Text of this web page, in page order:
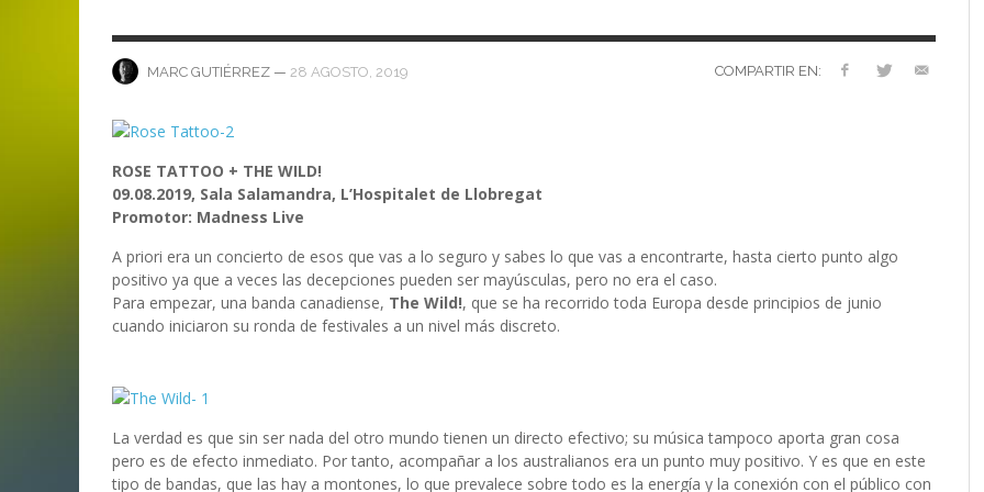
‘DEUS EX MACHINA’ – PRIMERAS
IMPRESIONES
LIV KRISTINE – ‘RIVER OF DIAMONDS’
EN PROFUNDIDAD
MARC GUTIÉRREZ, 11 MAYO, 2023
MUSICALES
ENTREVISTA CON LIV KRISTINE.
NAGOLD 2025
ENTREVISTA CON MICHAEL HANSEN
MARC GUTIÉRREZ, 13 ENERO, 2024
ESPAÑOL)
LIV KRISTINE – ‘RIVER OF DIAMONDS’
EN PROFUNDIDAD
LIV KRISTINE – RIVER OF DIAMONDS,
PRIMERAS IMPRESIONES
SAMSON
MARC GUTIÉRREZ 25 FEBRERO, 2019
CRIMINAL
29 AGOSTO, 2016
EMPIRE RADIO: HELLFEST 2017
JUAN ESPINOZA, 3 JUNIO, 2018
EL OCTAVO DIA: 8
3 DICIEMBRE, 2017
COMPARTIR EN:
MARC GUTIÉRREZ — 28 AGOSTO, 2019
ROSE TATTOO + THE WILD!
09.08.2019, Sala Salamandra, L’Hospitalet de Llobregat
Promotor: Madness Live
A priori era un concierto de esos que vas a lo seguro y sabes lo que vas a encontrarte, hasta cierto punto algo
positivo ya que a veces las decepciones pueden ser mayúsculas, pero no era el caso.
Para empezar, una banda canadiense, The Wild!, que se ha recorrido toda Europa desde principios de junio
cuando iniciaron su ronda de festivales a un nivel más discreto.
La verdad es que sin ser nada del otro mundo tienen un directo efectivo; su música tampoco aporta gran cosa
pero es de efecto inmediato. Por tanto, acompañar a los australianos era un punto muy positivo. Y es que en este
tipo de bandas, que las hay a montones, lo que prevalece sobre todo es la energía y la conexión con el público con